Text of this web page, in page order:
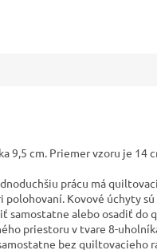
9,5 cm. Priemer vzoru je 14
prácu má
Kovové úchyty
alebo osadiť
priestoru v tvare 8-
bez